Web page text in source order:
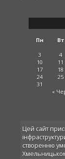
Пн Вт
«
3
4
10
11
17
18
24
25
31
Цей сайт
створенню